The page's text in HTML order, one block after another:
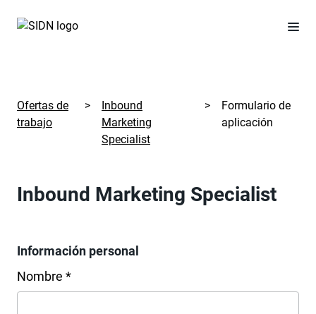
Ofertas de
trabajo
>
Inbound
Marketing
Specialist
>
Formulario de
aplicación
Inbound Marketing Specialist
Información personal
Nombre *